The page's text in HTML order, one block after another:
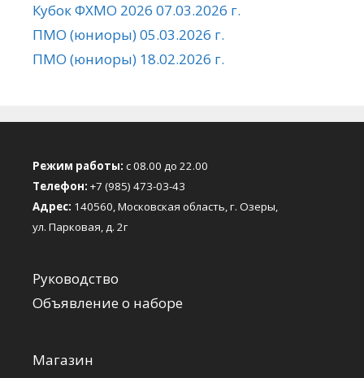
Кубок ФХМО 2026 07.03.2026 г.
ПМО (юниоры) 05.03.2026 г.
ПМО (юниоры) 18.02.2026 г.
Режим работы: с 08.00 до 22.00
Телефон: +7 (985) 473-03-43
Адрес: 140560, Московская область, г. Озеры,
ул. Парковая, д. 2г
Руководство
Объявление о наборе
Магазин